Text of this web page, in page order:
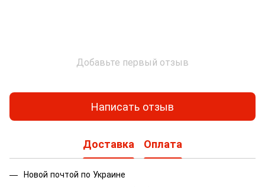
Добавьте первый отзыв
Написать отзыв
Доставка Оплата
Новой почтой по Украине